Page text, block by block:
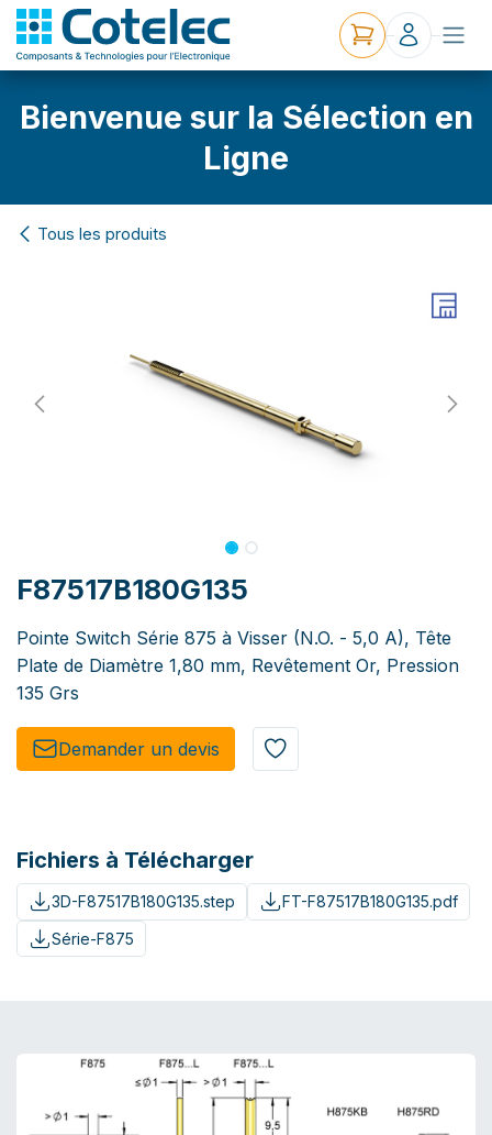
Bienvenue sur la Sélection en
Ligne
Tous les produits
F87517B180G135
Pointe Switch Série 875 à Visser (N.O. - 5,0 A), Tête
Plate de Diamètre 1,80 mm, Revêtement Or, Pression
135 Grs
Demander un de​​vis​​
Fichiers à Télécharger
3D-F87517B180G135.step
FT-F87517B180G135.pdf
Série-F875